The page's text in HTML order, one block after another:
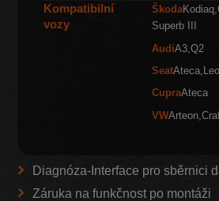
Kompatibilní
vozy
ŠkodaKodiaq
Superb III
AudiA3 Q2
SeatAteca
CupraAteca
VWArteon
Diagnóza-Interface pro sběrnici
Záruka na funkčnost po montáži